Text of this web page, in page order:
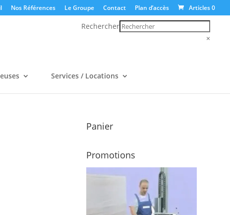
Nos Références Le Groupe Contact Plan d’accès Articles 0
Rechercher
×
Services / Locations
Panier
Promotions